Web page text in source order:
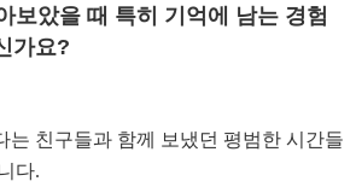
보았을 때 특히 기억에 남는 경험
가요?
는 친구들과 함께 보냈던 평범한 시간들
다.